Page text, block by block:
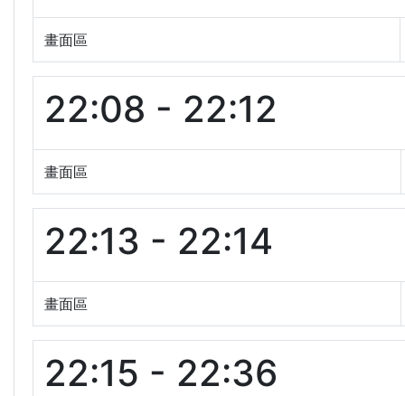
畫面區
22:08 - 22:12
畫面區
22:13 - 22:14
畫面區
22:15 - 22:36